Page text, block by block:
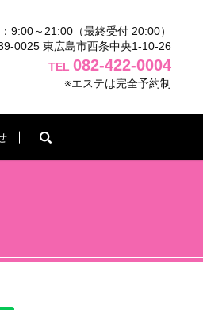
9:00～21:00（最終受付 20:00）
0025 東広島市西条中央1-10-26
TEL 082-422-0004
※エステは完全予約制